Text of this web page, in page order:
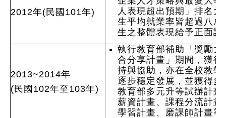
2012年(民國101年)
人表現超出預期」排名
生平均就業率皆超過八
生之整體表現給予正面評
2013~2014年
(民國102年至103年)
執行教育部補助「獎勵
合分享計畫」期間，獲
持與協助，亦在全校教
逐步穩定發展，並獲得
教育部多元升等試辦計
薪資計畫、課程分流計
學習計畫、磨課師計畫等